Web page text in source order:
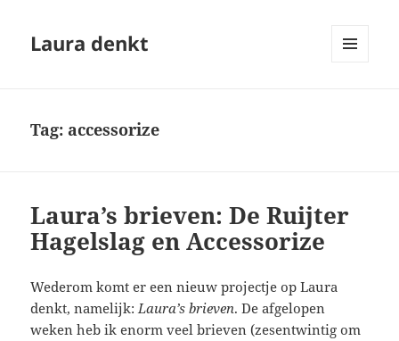
Laura denkt
Tag: accessorize
Laura’s brieven: De Ruijter
Hagelslag en Accessorize
Wederom komt er een nieuw projectje op Laura
denkt, namelijk:Laura’s brieven. De afgelopen
weken heb ik enorm veel brieven (zesentwintig om